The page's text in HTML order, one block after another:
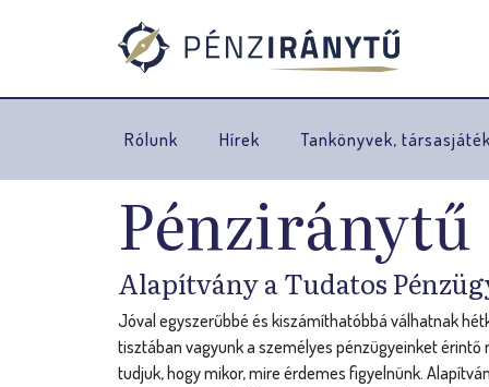
Rólunk Hírek Tankönyvek,
Pénziránytű
Alapítvány a Tudatos
Jóval egyszerűbbé és kiszámíthatóbbá válhatnak
tisztában vagyunk a személyes pénzügyeinket érintő
tudjuk, hogy mikor, mire érdemes figyelnünk.